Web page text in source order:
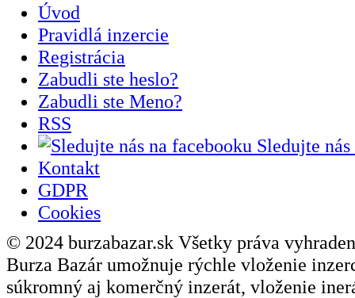
Úvod
Pravidlá inzercie
Registrácia
Zabudli ste heslo?
Zabudli ste Meno?
RSS
Sledujte
Kontakt
GDPR
Cookies
© 2024 burzabazar.sk Všetky práva
Burza Bazár umožnuje rýchle vloženie
súkromný aj komerčný inzerát, vloženie